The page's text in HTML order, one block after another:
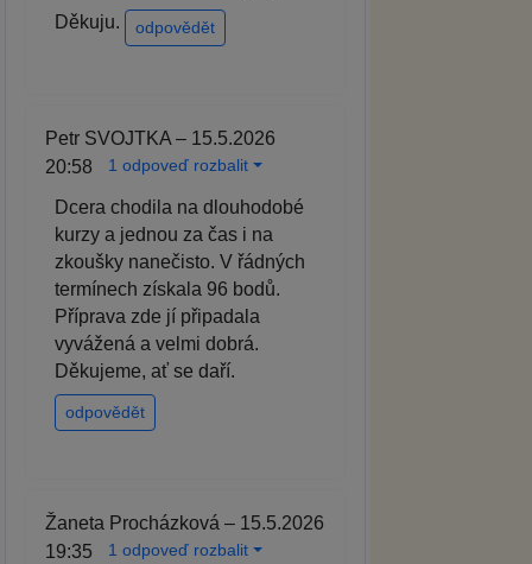
Děkuju.
odpovědět
Petr SVOJTKA – 15.5.2026
20:58
1 odpoveď rozbalit
Dcera chodila na dlouhodobé
kurzy a jednou za čas i na
zkoušky nanečisto. V řádných
termínech získala 96 bodů.
Příprava zde jí připadala
vyvážená a velmi dobrá.
Děkujeme, ať se daří.
odpovědět
Žaneta Procházková – 15.5.2026
19:35
1 odpoveď rozbalit